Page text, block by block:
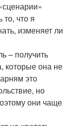
то, что я
изменяет ли
– получить
которые она не
это
но
они чаще